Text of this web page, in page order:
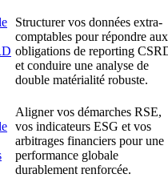
Structurer vos données extra-
comptables pour répondre aux
obligations de reporting
et conduire une analyse de
double matérialité robuste.
Aligner vos démarches RSE,
vos indicateurs ESG et vos
arbitrages financiers pour une
performance globale
durablement renforcée.